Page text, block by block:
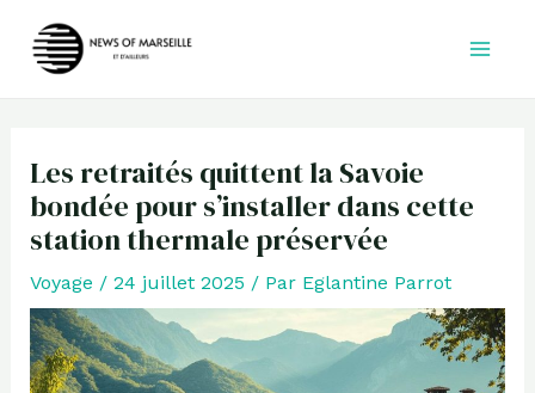
Les retraités quittent la Savoie
bondée pour s’installer dans cette
station thermale préservée
Voyage / 24 juillet 2025 / Par Eglantine Parrot